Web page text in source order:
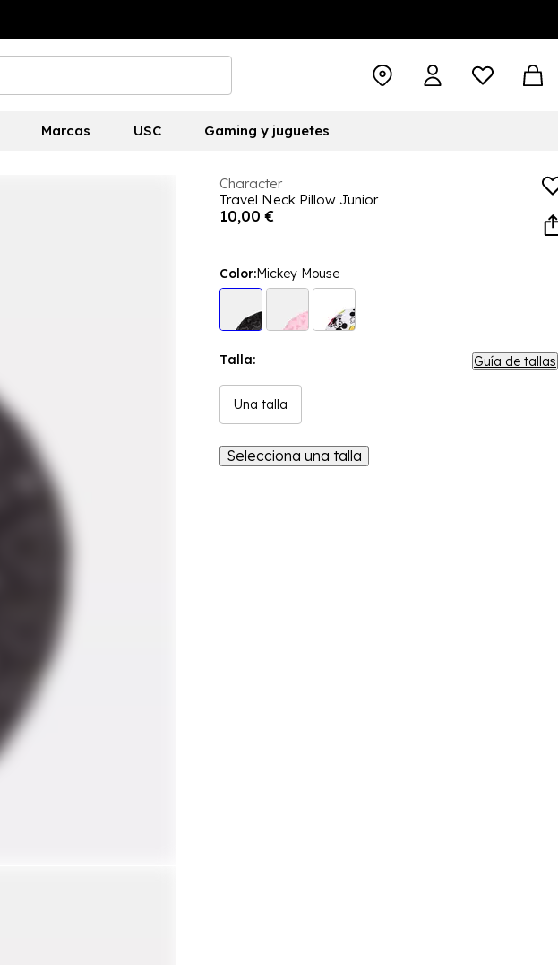
Marcas USC Gaming y juguetes
Character
Travel Neck Pillow Junior
10,00 €
Color:Mickey Mouse
Talla: Guía de tallas
Una talla
Selecciona una talla